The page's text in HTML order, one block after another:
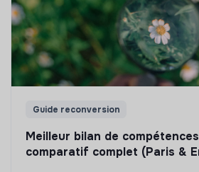
Guide reconversion
Meilleur bilan de
comparatif complet (Paris &